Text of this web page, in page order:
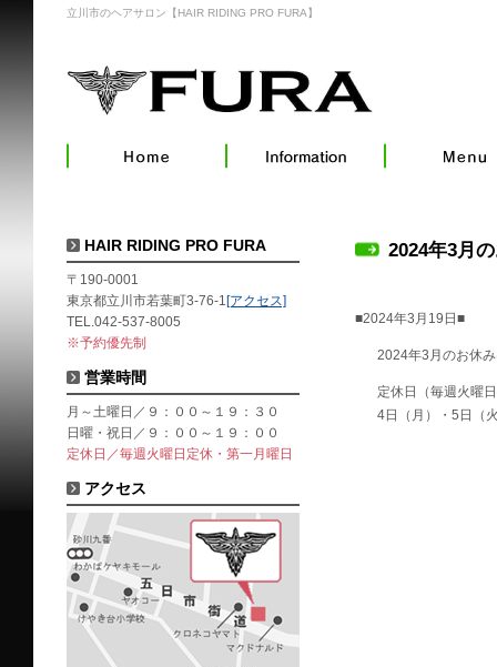
立川市のヘアサロン【HAIR RIDING PRO FURA】
2024年3月
■2024年3月19日■
2024年3月のお休
定休日（毎週火曜
4日（月）・5日（
HAIR RIDING PRO FURA
〒190-0001
東京都立川市若葉町3-76-1 [アクセス]
TEL.042-537-8005
※予約優先制
営業時間
月～土曜日／９：００～１９：３０
日曜・祝日／９：００～１９：００
定休日／毎週火曜日定休・第一月曜日
アクセス